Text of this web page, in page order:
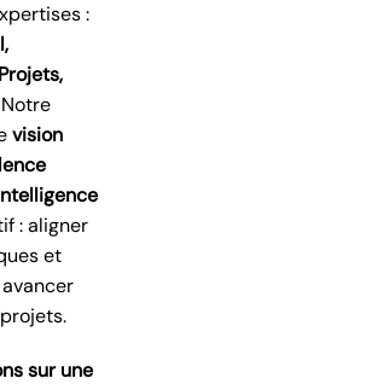
:
vision
: aligner
et
sur une